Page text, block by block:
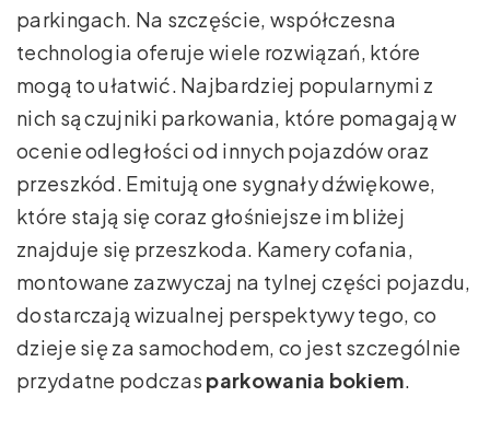
parkingach. Na szczęście, współczesna
technologia oferuje wiele rozwiązań, które
mogą to ułatwić. Najbardziej popularnymi z
nich są czujniki parkowania, które pomagają w
ocenie odległości od innych pojazdów oraz
przeszkód. Emitują one sygnały dźwiękowe,
które stają się coraz głośniejsze im bliżej
znajduje się przeszkoda. Kamery cofania,
montowane zazwyczaj na tylnej części pojazdu,
dostarczają wizualnej perspektywy tego, co
dzieje się za samochodem, co jest szczególnie
przydatne podczas parkowania bokiem.